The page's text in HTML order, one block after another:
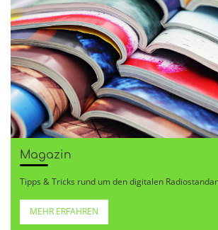
Magazin
Tipps & Tricks rund um den digitalen
MEHR ERFAHREN